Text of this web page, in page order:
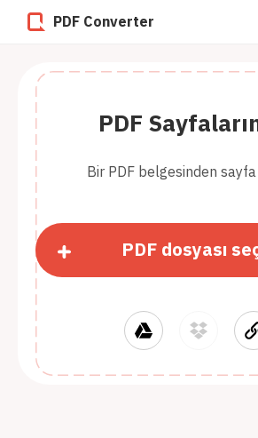
PDF Converter
PDF
Bir PDF belgesinden sayfa
PDF dosyası